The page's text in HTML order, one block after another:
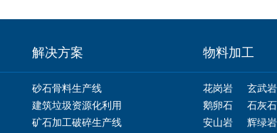
解决方案 物料加工
砂石骨料生产线
建筑垃圾资源化利用
矿石加工破碎生产线
花岗岩
玄武岩
鹅卵石
石灰石
安山岩
辉绿岩